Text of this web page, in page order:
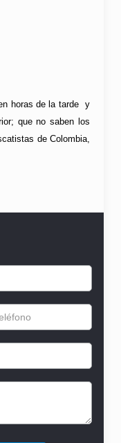
horas de la tarde y
que no saben los
de Colombia,